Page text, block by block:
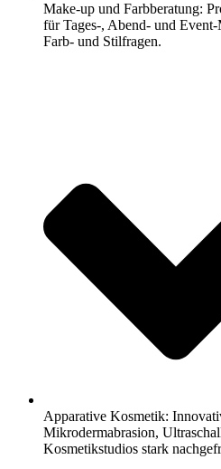
Make-up und Farbberatung:
für Tages-, Abend- und
Farb- und Stilfragen.
Apparative Kosmetik:
Mikrodermabrasion,
Kosmetikstudios stark